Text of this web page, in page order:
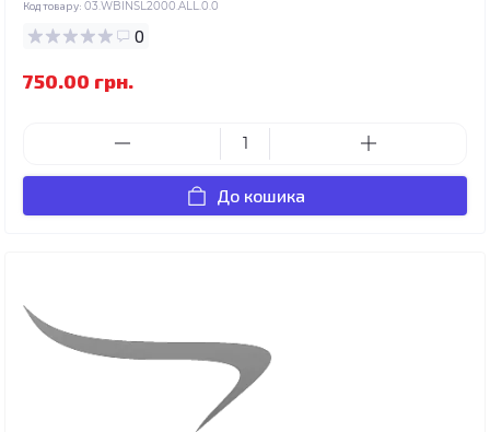
Код товару: 03.WBINSL2000.ALL.0.0
0
750.00 грн.
До кошика